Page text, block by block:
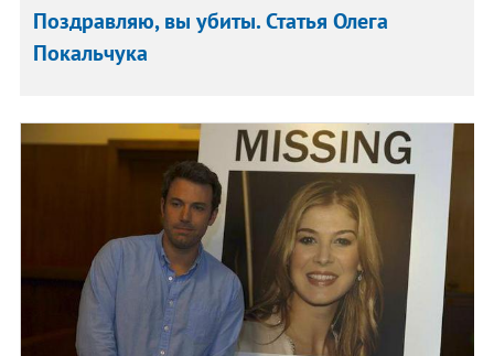
Поздравляю, вы убиты. Статья Олега
Покальчука